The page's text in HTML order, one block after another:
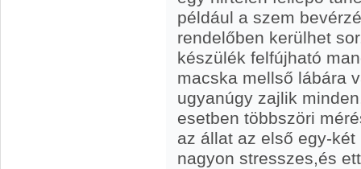
például a szem
rendelőben kerülhet
készülék felfújható
macska mellső lábára
ugyanúgy zajlik
esetben többszöri
az állat az első egy-
nagyon stresszes,és